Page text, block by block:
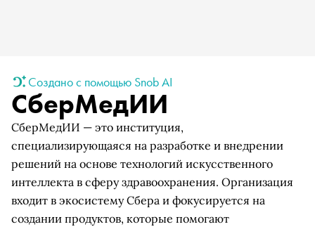
Создано с помощью Snob AI
СберМедИИ
СберМедИИ — это институция,
специализирующаяся на разработке и внедрении
решений на основе технологий искусственного
интеллекта в сферу здравоохранения. Организация
входит в экосистему Сбера и фокусируется на
создании продуктов, которые помогают